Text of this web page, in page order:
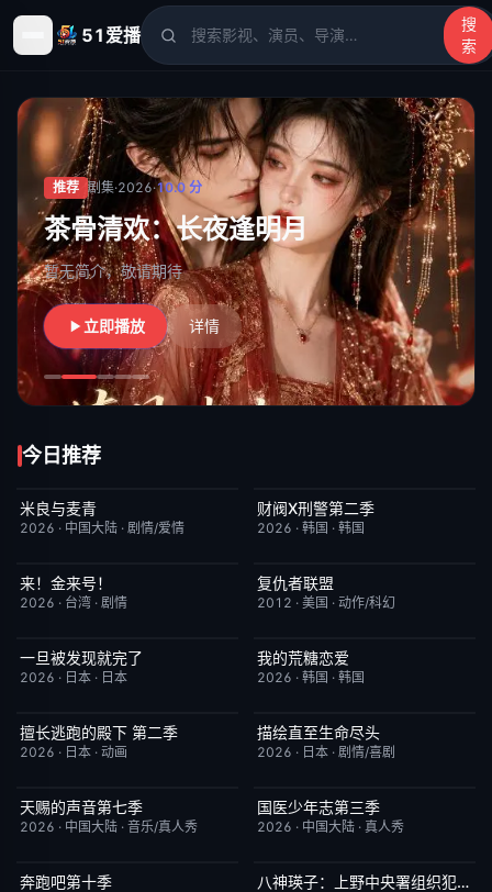
51爱播
搜
索
51爱播 - 电影、电视剧、动漫、综艺、短剧高清在线观看
推荐 剧集·2026·10.0 分
茶骨清欢：长夜逢明月
暂无简介，敬请期待
立即播放 详情
今日推荐
更新至第15集
米良与麦青
2026 · 中国大陆 · 剧情/爱情
更新至第01集
财阀X刑警第二季
2026 · 韩国 · 韩国
更新至第02集
来！金来号！
2026 · 台湾 · 剧情
完结
复仇者联盟
2012 · 美国 · 动作/科幻
更新至第01集
一旦被发现就完了
2026 · 日本 · 日本
已完结
我的荒糖恋爱
2026 · 韩国 · 韩国
更新至第04集
擅长逃跑的殿下 第二季
2026 · 日本 · 动画
更新至第06集
描绘直至生命尽头
2026 · 日本 · 剧情/喜剧
今日更新
天赐的声音第七季
2026 · 中国大陆 · 音乐/真人秀
今日更新
国医少年志第三季
2026 · 中国大陆 · 真人秀
已完结
奔跑吧第十季 更新至第04集 3.0八神瑛子：上野中央署组织犯罪对策课